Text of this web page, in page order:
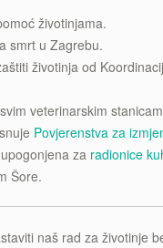
životinjama.
smrt u Zagrebu.
životinja od
svim veterinarskim
Povjerenstva za
za radionice
Šore.
naš rad za životinje